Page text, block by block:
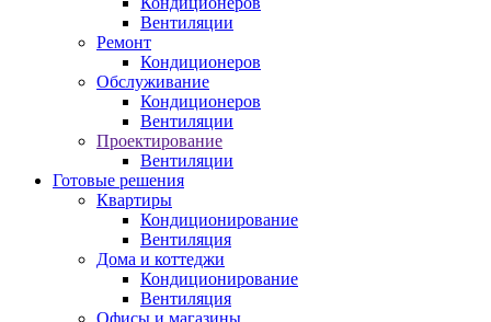
Вентиляции
Ремонт
Кондиционеров
Обслуживание
Кондиционеров
Вентиляции
Проектирование
Вентиляции
Готовые решения
Квартиры
Кондиционирование
Вентиляция
Дома и коттеджи
Кондиционирование
Вентиляция